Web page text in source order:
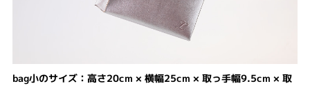
bag小のサイズ：高さ20cm × 横幅25cm × 取っ手幅9.5cm × 取